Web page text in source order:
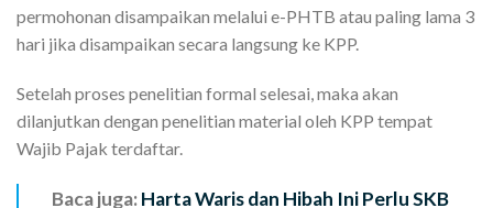
permohonan disampaikan melalui e-PHTB atau paling lama 3
hari jika disampaikan secara langsung ke KPP.
Setelah proses penelitian formal selesai, maka akan
dilanjutkan dengan penelitian material oleh KPP tempat
Wajib Pajak terdaftar.
Baca juga:Harta Waris dan Hibah Ini Perlu SKB